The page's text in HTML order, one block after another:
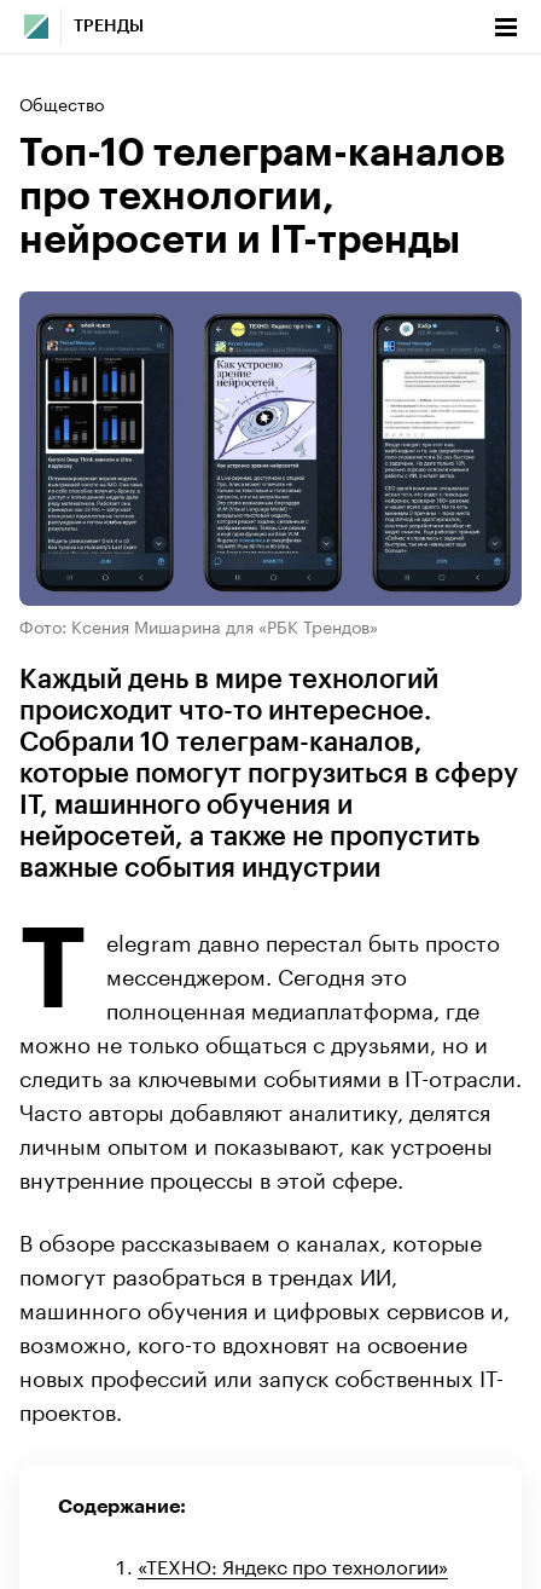
ТРЕНДЫ
Общество
Топ-10 телеграм-каналов
про технологии,
нейросети и IT-тренды
Фото: Ксения Мишарина для «РБК Трендов»
Каждый день в мире технологий
происходит что-то интересное.
Собрали 10 телеграм-каналов,
которые помогут погрузиться в сферу
IT, машинного обучения и
нейросетей, а также не пропустить
важные события индустрии
T
elegram давно перестал быть просто
мессенджером. Сегодня это
полноценная медиаплатформа, где
можно не только общаться с друзьями, но и
следить за ключевыми событиями в IT-отрасли.
Часто авторы добавляют аналитику, делятся
личным опытом и показывают, как устроены
внутренние процессы в этой сфере.
В обзоре рассказываем о каналах, которые
помогут разобраться в трендах ИИ,
машинного обучения и цифровых сервисов и,
возможно, кого-то вдохновят на освоение
новых профессий или запуск собственных IT-
проектов.
Содержание:
«ТЕХНО: Яндекс про технологии»